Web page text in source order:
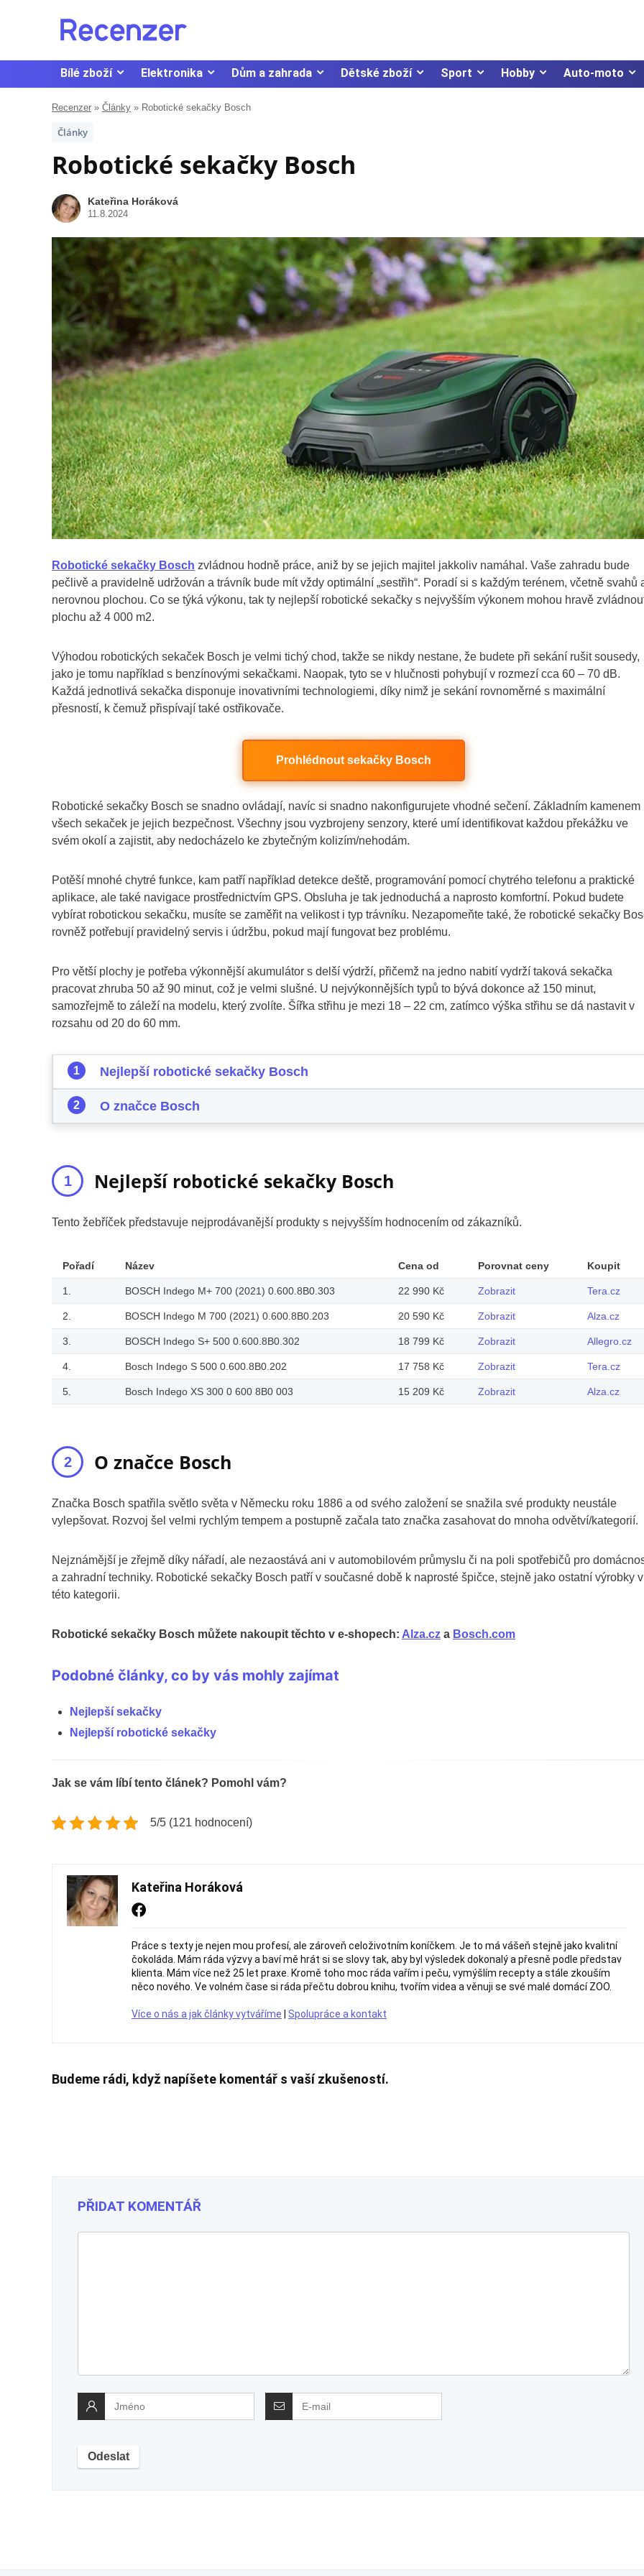
Bílé zboží Elektronika Dům a zahrada Dětské zboží Sport Hobby Auto-moto
Recenzer » Články » Robotické sekačky Bosch
Články
Robotické sekačky Bosch
Kateřina Horáková
11.8.2024
Robotické sekačky Bosch zvládnou hodně práce, aniž by se jejich majitel jakkoliv namáhal. Vaše zahradu bude
pečlivě a pravidelně udržován a trávník bude mít vždy optimální „sestřih“. Poradí si s každým terénem, včetně svahů
nerovnou plochou. Co se týká výkonu, tak ty nejlepší robotické sekačky s nejvyšším výkonem mohou hravě
plochu až 4 000 m2.
Výhodou robotických sekaček Bosch je velmi tichý chod, takže se nikdy nestane, že budete při sekání rušit sousedy,
jako je tomu například s benzínovými sekačkami. Naopak, tyto se v hlučnosti pohybují v rozmezí cca 60 – 70 dB.
Každá jednotlivá sekačka disponuje inovativními technologiemi, díky nimž je sekání rovnoměrné s maximální
přesností, k čemuž přispívají také ostřikovače.
Prohlédnout sekačky Bosch
Robotické sekačky Bosch se snadno ovládají, navíc si snadno nakonfigurujete vhodné sečení. Základním kamenem
všech sekaček je jejich bezpečnost. Všechny jsou vyzbrojeny senzory, které umí identifikovat každou překážku ve
svém okolí a zajistit, aby nedocházelo ke zbytečným kolizím/nehodám.
Potěší mnohé chytré funkce, kam patří například detekce deště, programování pomocí chytrého telefonu a praktické
aplikace, ale také navigace prostřednictvím GPS. Obsluha je tak jednoduchá a naprosto komfortní. Pokud budete
vybírat robotickou sekačku, musíte se zaměřit na velikost i typ trávníku. Nezapomeňte také, že robotické sekačky
rovněž potřebují pravidelný servis i údržbu, pokud mají fungovat bez problému.
Pro větší plochy je potřeba výkonnější akumulátor s delší výdrží, přičemž na jedno nabití vydrží taková sekačka
pracovat zhruba 50 až 90 minut, což je velmi slušné. U nejvýkonnějších typů to bývá dokonce až 150 minut,
samozřejmě to záleží na modelu, který zvolíte. Šířka střihu je mezi 18 – 22 cm, zatímco výška střihu se dá nastavit v
rozsahu od 20 do 60 mm.
Nejlepší robotické sekačky Bosch
O značce Bosch
Nejlepší robotické sekačky Bosch
Tento žebříček představuje nejprodávanější produkty s nejvyšším hodnocením od zákazníků.
Pořadí Název Cena od Porovnat ceny Koupit
1. BOSCH Indego M+ 700 (2021) 0.600.8B0.303 22 990 Kč Zobrazit Tera.cz
2. BOSCH Indego M 700 (2021) 0.600.8B0.203 20 590 Kč Zobrazit Alza.cz
3. BOSCH Indego S+ 500 0.600.8B0.302 18 799 Kč Zobrazit Allegro.cz
4. Bosch Indego S 500 0.600.8B0.202 17 758 Kč Zobrazit Tera.cz
5. Bosch Indego XS 300 0 600 8B0 003 15 209 Kč Zobrazit Alza.cz
O značce Bosch
Značka Bosch spatřila světlo světa v Německu roku 1886 a od svého založení se snažila své produkty neustále
vylepšovat. Rozvoj šel velmi rychlým tempem a postupně začala tato značka zasahovat do mnoha odvětví/kategorií.
Nejznámější je zřejmě díky nářadí, ale nezaostává ani v automobilovém průmyslu či na poli spotřebičů pro
a zahradní techniky. Robotické sekačky Bosch patří v současné době k naprosté špičce, stejně jako ostatní výrobky v
této kategorii.
Robotické sekačky Bosch můžete nakoupit těchto v e-shopech: Alza.cz a Bosch.com
Podobné články, co by vás mohly zajímat
Nejlepší sekačky
Nejlepší robotické sekačky
Jak se vám líbí tento článek? Pomohl vám?
5/5 (121 hodnocení)
Kateřina Horáková
Práce s texty je nejen mou profesí, ale zároveň celoživotním koníčkem. Je to má vášeň stejně jako kvalitní
čokoláda. Mám ráda výzvy a baví mě hrát si se slovy tak, aby byl výsledek dokonalý a přesně podle představ
klienta. Mám více než 25 let praxe. Kromě toho moc ráda vařím i peču, vymýšlím recepty a stále zkouším
něco nového. Ve volném čase si ráda přečtu dobrou knihu, tvořím videa a věnuji se své malé domácí ZOO.
Více o nás a jak články vytváříme Spolupráce a kontakt
Budeme rádi, když napíšete komentář s vaší zkušeností.
PŘIDAT KOMENTÁŘ